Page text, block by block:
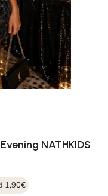
NATHKIDS
1,90€